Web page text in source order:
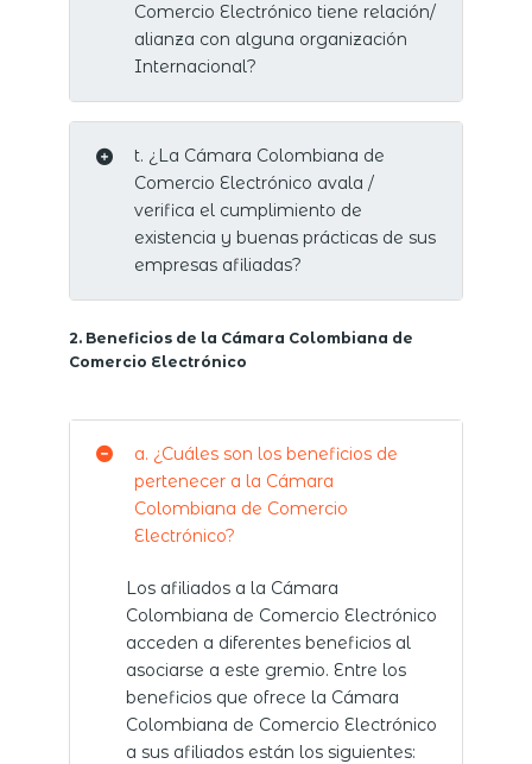
Comercio Electrónico tiene relación/
alianza con alguna organización
Internacional?
t. ¿La Cámara Colombiana de
Comercio Electrónico avala /
verifica el cumplimiento de
existencia y buenas prácticas de sus
empresas afiliadas?
2. Beneficios de la Cámara Colombiana de
Comercio Electrónico
a. ¿Cuáles son los beneficios de
pertenecer a la Cámara
Colombiana de Comercio
Electrónico?
Los afiliados a la Cámara
Colombiana de Comercio Electrónico
acceden a diferentes beneficios al
asociarse a este gremio. Entre los
beneficios que ofrece la Cámara
Colombiana de Comercio Electrónico
a sus afiliados están los siguientes: